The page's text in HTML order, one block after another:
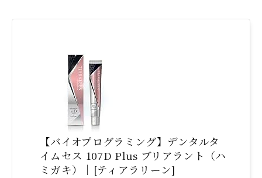
【バイオプログラミング】デンタルタ
イムセス 107D Plus ブリアラント（ハ
ミガキ）｜[ティアラリーン]